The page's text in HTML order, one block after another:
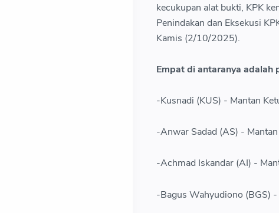
kecukupan alat bukti, KPK
Penindakan dan Eksekusi
Kamis (2/10/2025).
Empat di antaranya adalah
-Kusnadi (KUS) - Mantan
-Anwar Sadad (AS) -
-Achmad Iskandar (AI) -
-Bagus Wahyudiono (BGS)